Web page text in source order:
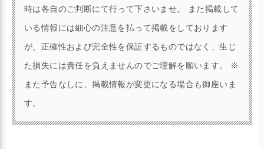
時は各自のご判断にて行って下さいませ。 また掲載して
いる情報には細心の注意を払って掲載をしております
が、正確性および完全性を保証するものではなく、生じ
た損失には責任を負えませんのでご理解を願います。 ※
また予告なしに、掲載情報が変更になる場合も御座いま
す。